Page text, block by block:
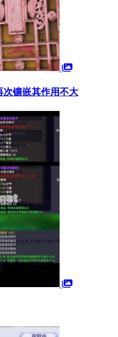
次镶嵌其作用不大